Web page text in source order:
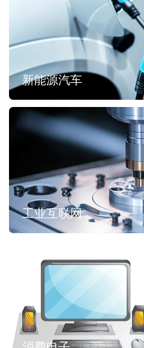
新能源汽车
工业互联网